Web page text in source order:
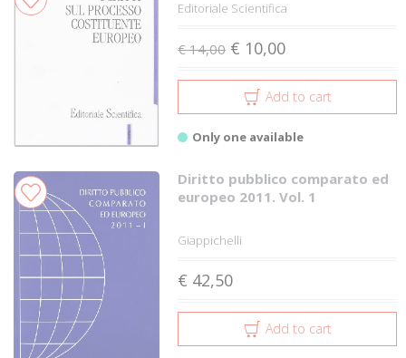
Editoriale Scientifica
€ 14,00 € 10,00
Add to cart
Only one available
Diritto pubblico comparato ed
europeo 2011. Vol. 1
Giappichelli
€ 42,50
Add to cart